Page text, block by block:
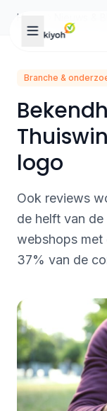
Home
Branche &
logo
Ook reviews
de helft van
webshops met
37% van de